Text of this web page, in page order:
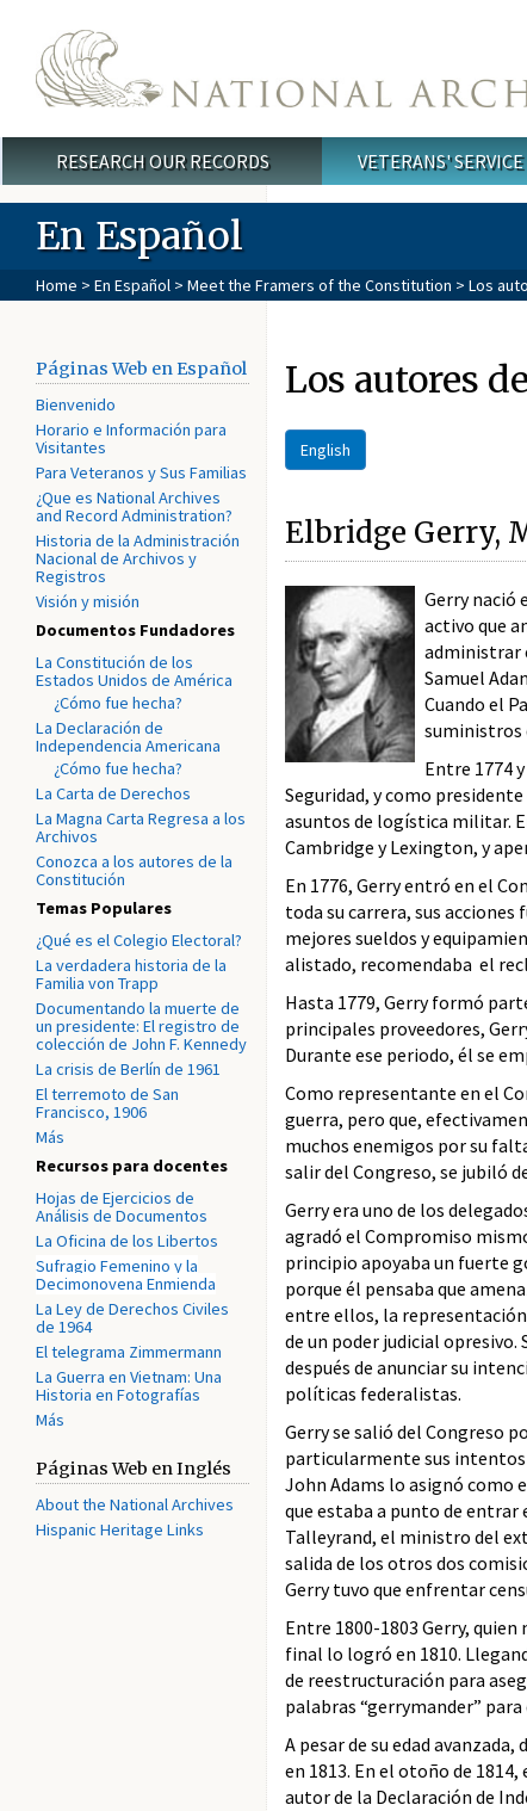
Main menu
RESEARCH OUR RECORDS VETERANS'
En Español
Home > En Español > Meet the Framers of the Constitution > Los
Páginas Web en Español
Bienvenido
Horario e Información para
Visitantes
Para Veteranos y Sus Familias
¿Que es National Archives
and Record Administration?
Historia de la Administración
Nacional de Archivos y
Registros
Visión y misión
Documentos Fundadores
La Constitución de los
Estados Unidos de América
¿Cómo fue hecha?
La Declaración de
Independencia Americana
¿Cómo fue hecha?
La Carta de Derechos
La Magna Carta Regresa a los
Archivos
Conozca a los autores de la
Constitución
Temas Populares
¿Qué es el Colegio Electoral?
La verdadera historia de la
Familia von Trapp
Documentando la muerte de
un presidente: El registro de
colección de John F. Kennedy
La crisis de Berlín de 1961
El terremoto de San
Francisco, 1906
Más
Recursos para docentes
Hojas de Ejercicios de
Análisis de Documentos
La Oficina de los Libertos
Sufragio Femenino y la
Decimonovena Enmienda
La Ley de Derechos Civiles
de 1964
El telegrama Zimmermann
La Guerra en Vietnam: Una
Historia en Fotografías
Más
Páginas Web en Inglés
About the National Archives
Hispanic Heritage Links
Los autores
English
Elbridge Gerry,
Gerry nació
activo que
administrar
Samuel
Cuando el
suministros
Entre 1774
Seguridad, y como
asuntos de logística militar.
Cambridge y Lexington, y
En 1776, Gerry entró en el
toda su carrera, sus
mejores sueldos y
alistado, recomendaba el
Hasta 1779, Gerry formó
principales proveedores,
Durante ese periodo, él se
Como representante en el
guerra, pero que,
muchos enemigos por su
salir del Congreso, se jubiló
Gerry era uno de los
agradó el Compromiso
principio apoyaba un fuerte
porque él pensaba que
entre ellos, la
de un poder judicial
después de anunciar su
políticas federalistas.
Gerry se salió del Congreso
particularmente sus intentos
John Adams lo asignó como
que estaba a punto de entrar
Talleyrand, el ministro del
salida de los otros dos
Gerry tuvo que enfrentar
Entre 1800-1803 Gerry,
final lo logró en 1810.
de reestructuración para
palabras “gerrymander”
A pesar de su edad
en 1813. En el otoño de
autor de la Declaración de